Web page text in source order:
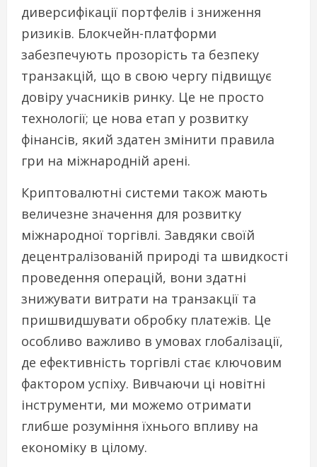
диверсифікації портфелів і зниження
ризиків. Блокчейн-платформи
забезпечують прозорість та безпеку
транзакцій, що в свою чергу підвищує
довіру учасників ринку. Це не просто
технології; це нова етап у розвитку
фінансів, який здатен змінити правила
гри на міжнародній арені.
Криптовалютні системи також мають
величезне значення для розвитку
міжнародної торгівлі. Завдяки своїй
децентралізованій природі та швидкості
проведення операцій, вони здатні
знижувати витрати на транзакції та
пришвидшувати обробку платежів. Це
особливо важливо в умовах глобалізації,
де ефективність торгівлі стає ключовим
фактором успіху. Вивчаючи ці новітні
інструменти, ми можемо отримати
глибше розуміння їхнього впливу на
економіку в цілому.